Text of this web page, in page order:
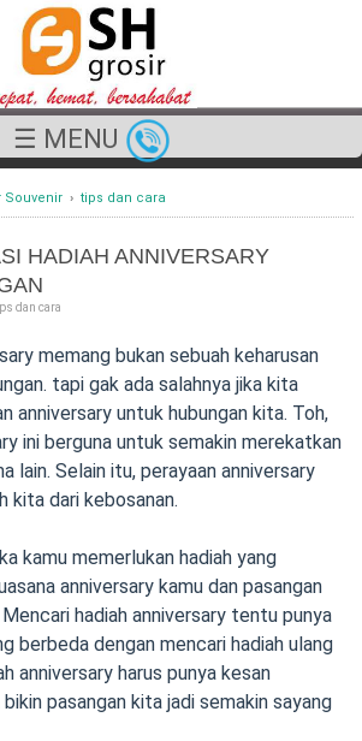
☰ MENU
Souvenir › tips dan cara
HADIAH ANNIVERSARY
dan cara
memang bukan sebuah keharusan
tapi gak ada salahnya jika kita
anniversary untuk hubungan kita. Toh,
ini berguna untuk semakin merekatkan
lain. Selain itu, perayaan anniversary
kita dari kebosanan.
kamu memerlukan hadiah yang
anniversary kamu dan pasangan
hadiah anniversary tentu punya
berbeda dengan mencari hadiah ulang
anniversary harus punya kesan
pasangan kita jadi semakin sayang